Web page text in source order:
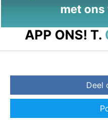
met
APP ONS! T.
Deel